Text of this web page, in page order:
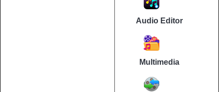
Audio Editor
Multimedia